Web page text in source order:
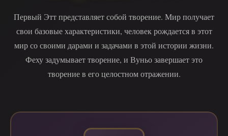
Первый Этт представляет собой творение. Мир получает
свои базовые характеристики, человек рождается в этот
мир со своими дарами и задачами в этой истории жизни.
Феху задумывает творение, и Вуньо завершает это
творение в его целостном отражении.